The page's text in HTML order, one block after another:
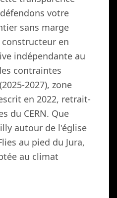
votre
sans marge
en
indépendante au
contraintes
2027), zone
en 2022, retrait-
du CERN. Que
autour de l'église
au pied du Jura,
au climat